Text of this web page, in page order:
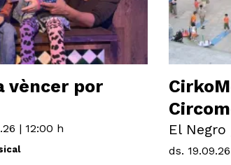
vèncer por
| 12:00 h El
ds. 19.09.26